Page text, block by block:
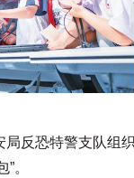
反恐特警支队组
。